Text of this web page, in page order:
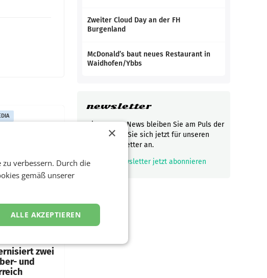
MAILAND/AMSTERDAM.
Gewinn
zwei
und
Zweiter Cloud Day an der FH
Burgenland
McDonald’s baut neues Restaurant in
Waidhofen/Ybbs
newsletter
Mit unseren News bleiben Sie am Puls der
Zeit! Melden Sie sich jetzt für unseren
gratis Newsletter an.
Newsletter jetzt abonnieren
×
verbessern. Durch die
gemäß unserer
ALLE AKZEPTIEREN